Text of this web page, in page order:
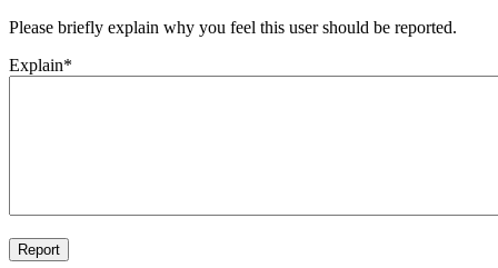
Please briefly explain why you feel this user should be reported.
Explain*